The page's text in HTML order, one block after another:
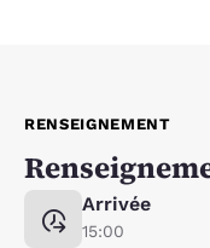
RENSEIGNEMENT
Arrivée
15:00